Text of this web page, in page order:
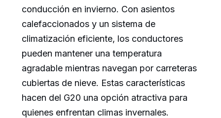
conducción en invierno. Con asientos
calefaccionados y un sistema de
climatización eficiente, los conductores
pueden mantener una temperatura
agradable mientras navegan por carreteras
cubiertas de nieve. Estas características
hacen del G20 una opción atractiva para
quienes enfrentan climas invernales.